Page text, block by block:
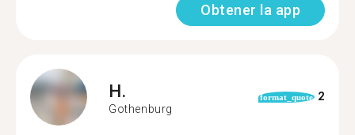
Obtener la app
H.
Gothenburg
format_quote 2